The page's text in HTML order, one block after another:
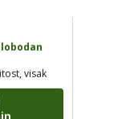
visak